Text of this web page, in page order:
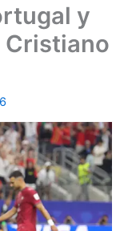
y
Cristiano